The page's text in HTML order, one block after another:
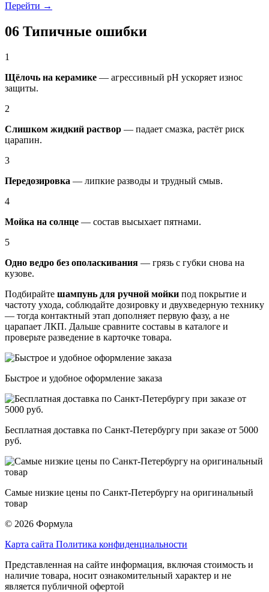
Перейти →
06 Типичные ошибки
1
Щёлочь на керамике — агрессивный pH ускоряет износ
защиты.
2
Слишком жидкий раствор — падает смазка, растёт риск
царапин.
3
Передозировка — липкие разводы и трудный смыв.
4
Мойка на солнце — состав высыхает пятнами.
5
Одно ведро без ополаскивания — грязь с губки снова на
кузове.
Подбирайте шампунь для ручной мойки под покрытие и
частоту ухода, соблюдайте дозировку и двухведерную технику
— тогда контактный этап дополняет первую фазу, а не
царапает ЛКП. Дальше сравните составы в каталоге и
проверьте разведение в карточке товара.
Быстрое и удобное оформление заказа
Бесплатная доставка по Санкт-Петербургу при заказе от 5000
руб.
Самые низкие цены по Санкт-Петербургу на оригинальный
товар
© 2026 Формула
Карта сайта Политика конфиденциальности
Представленная на сайте информация, включая стоимость и
наличие товара, носит ознакомительный характер и не
является публичной офертой